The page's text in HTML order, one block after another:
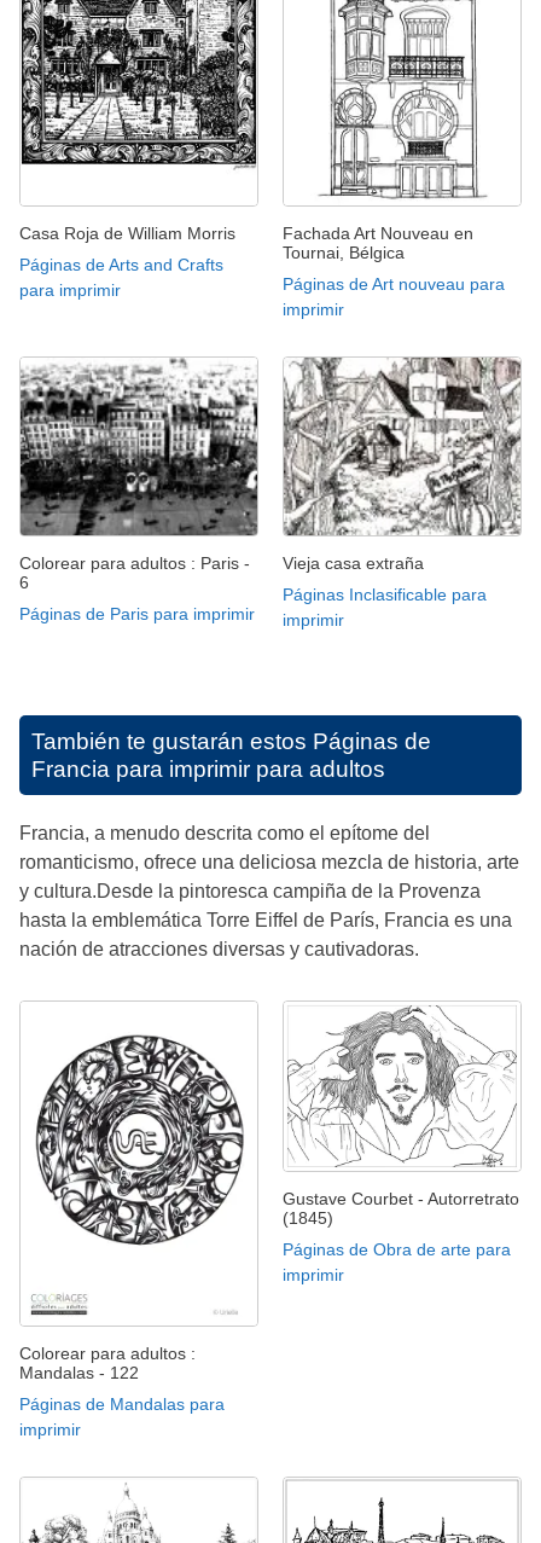
Casa Roja de William Morris
Páginas de Arts and Crafts
para imprimir
Fachada Art Nouveau en
Tournai, Bélgica
Páginas de Art nouveau para
imprimir
Colorear para adultos : Paris -
6
Páginas de Paris para imprimir
Vieja casa extraña
Páginas Inclasificable para
imprimir
También te gustarán estos Páginas de
Francia para imprimir para adultos
Francia, a menudo descrita como el epítome del
romanticismo, ofrece una deliciosa mezcla de historia, arte
y cultura.Desde la pintoresca campiña de la Provenza
hasta la emblemática Torre Eiffel de París, Francia es una
nación de atracciones diversas y cautivadoras.
Colorear para adultos :
Mandalas - 122
Páginas de Mandalas para
imprimir
Gustave Courbet - Autorretrato
(1845)
Páginas de Obra de arte para
imprimir